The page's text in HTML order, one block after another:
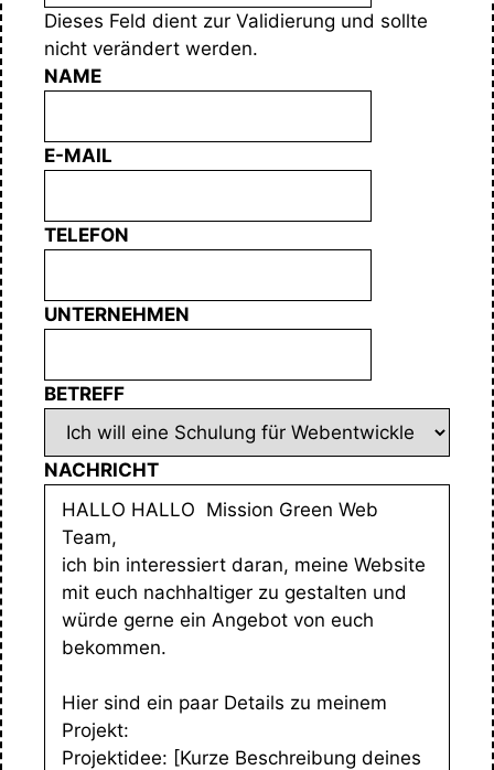
Dieses Feld dient zur Validierung und sollte
nicht verändert werden.
NAME
E-MAIL
TELEFON
UNTERNEHMEN
BETREFF
NACHRICHT